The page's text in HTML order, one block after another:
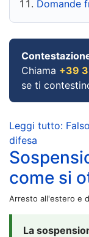
Domande
Chiama +39
se ti
Leggi tutto:
difesa
come si
Arresto all'estero e
La